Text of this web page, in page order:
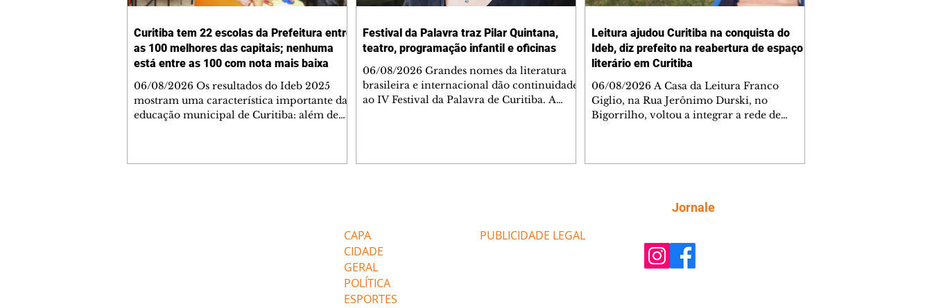
Curitiba tem 22 escolas da Prefeitura entre
as 100 melhores das capitais; nenhuma
está entre as 100 com nota mais baixa
06/08/2026 Os resultados do Ideb 2025
mostram uma característica importante da
educação municipal de Curitiba: além de
Festival da Palavra traz Pilar Quintana,
teatro, programação infantil e oficinas
06/08/2026 Grandes nomes da literatura
brasileira e internacional dão continuidade
ao IV Festival da Palavra de Curitiba. A
de Pilar com Mariana Sanche
Leitura ajudou Curitiba na conquista do
Ideb, diz prefeito na reabertura de espaço
literário em Curitiba
06/08/2026 A Casa da Leitura Franco
Giglio, na Rua Jerônimo Durski, no
Bigorrilho, voltou a integrar a rede de
importante reforço na política de incentivo
literárias. Ao entregar a obra, o prefeito Ed
CAPA
CIDADE
GERAL
POLÍTICA
ESPORTES
PUBLICIDADE LEGAL
Jornale